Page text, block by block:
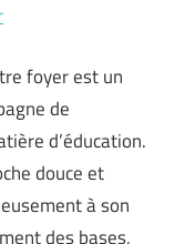
foyer est un
de
d’éducation.
douce et
à son
des bases,